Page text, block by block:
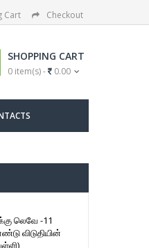
Cart Checkout
SHOPPING CART
0 item(s) - 0.00
லெவே -11
விடுதியின்